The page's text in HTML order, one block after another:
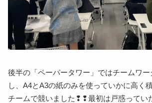
後半の「ペーパータワー」ではチームワ
し、A4とA3の紙のみを使っていかに高く
チームで競いました❢❢最初は戸惑ってい